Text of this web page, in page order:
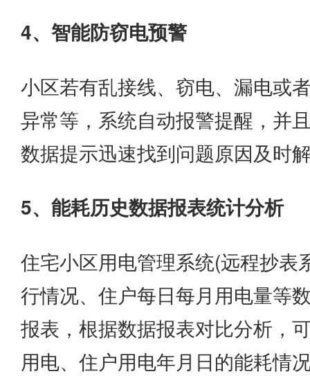
4、智能防窃电预警
小区若有乱接线、窃电、漏电或
异常等，系统自动报警提醒，并
数据提示迅速找到问题原因及时
5、能耗历史数据报表统计分析
住宅小区用电管理系统(远程抄表
行情况、住户每日每月用电量等
报表，根据数据报表对比分析，
用电、住户用电年月日的能耗情